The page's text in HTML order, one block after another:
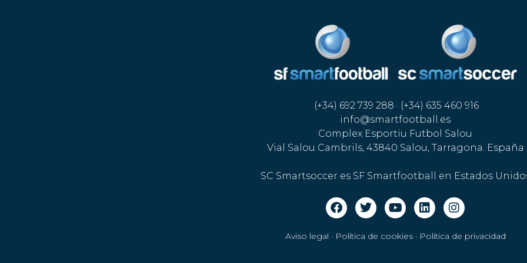
(+34) 692 739 288 · (+34) 635 460 916
info@smartfootball.es
Complex Esportiu Futbol Salou
Vial Salou Cambrils, 43840 Salou, Tarragona. España
SC Smartsoccer es SF Smartfootball en Estados
Aviso legal · Política de cookies· Política de privacidad